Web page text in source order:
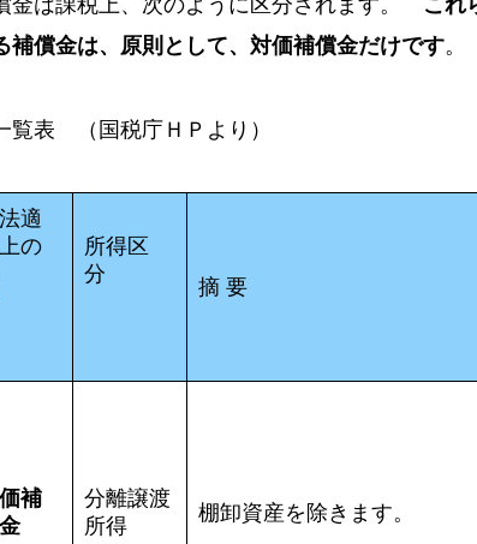
補償金は、原則として、対価補償金だけです。
覧表 （国税庁ＨＰより）
適
の
所得区
分
摘 要
補
分離譲渡
所得
棚卸資産を除きます。